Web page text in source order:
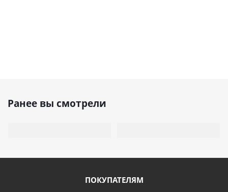
Ранее вы смотрели
ПОКУПАТЕЛЯМ